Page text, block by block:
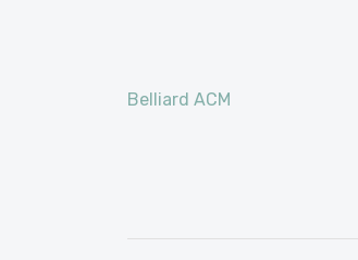
Belliard ACM